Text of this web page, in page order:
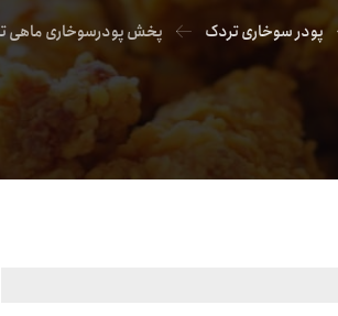
پودر سوخاری تردک پخش پودرسوخاری ماهی